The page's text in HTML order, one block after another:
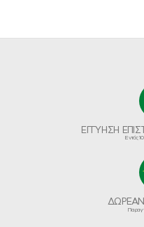
ΕΓΓΥΗΣΗ
Εντός